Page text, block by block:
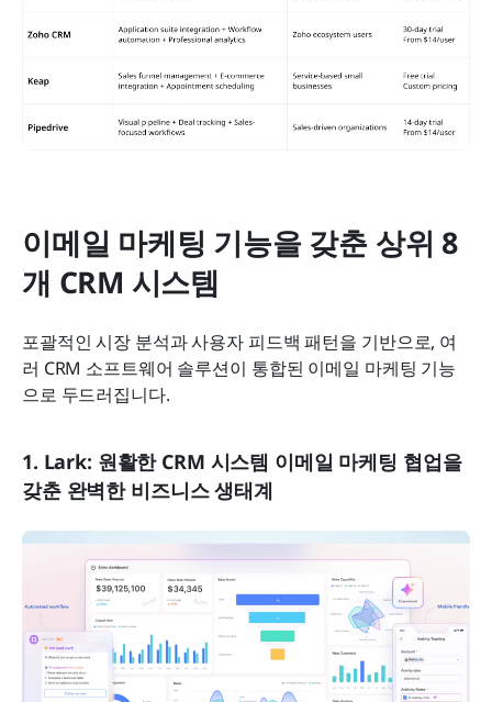
이메일 마케팅 기능을 갖춘 상위 8
개 CRM 시스템
포괄적인 시장 분석과 사용자 피드백 패턴을 기반으로, 여
러 CRM 소프트웨어 솔루션이 통합된 이메일 마케팅 기능
으로 두드러집니다.
1. Lark: 원활한 CRM 시스템 이메일 마케팅 협업을
갖춘 완벽한 비즈니스 생태계